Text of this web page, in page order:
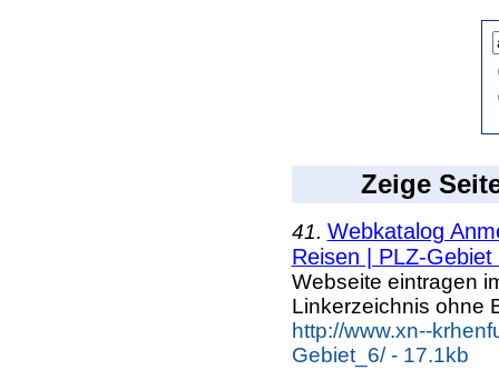
Zeige
41. Webkatalog
Reisen | PLZ-Gebiet
Webseite eintragen
Linkerzeichnis ohne
http://www.xn--
Gebiet_6/ - 17.1kb